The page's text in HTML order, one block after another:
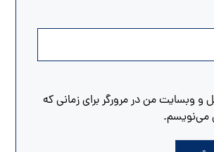
و وبسایت من در مرورگر برای زمانی که
می‌نویسم.